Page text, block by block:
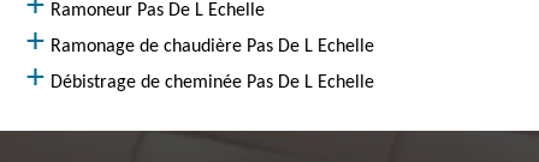
Ramoneur Pas De L Echelle
Ramonage de chaudière Pas De L Echelle
Débistrage de cheminée Pas De L Echelle